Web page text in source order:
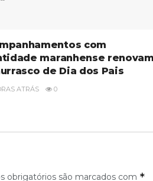
com
maranhense renovam
de Dia dos Pais
ATRÁS 0
obrigatórios são marcados com *